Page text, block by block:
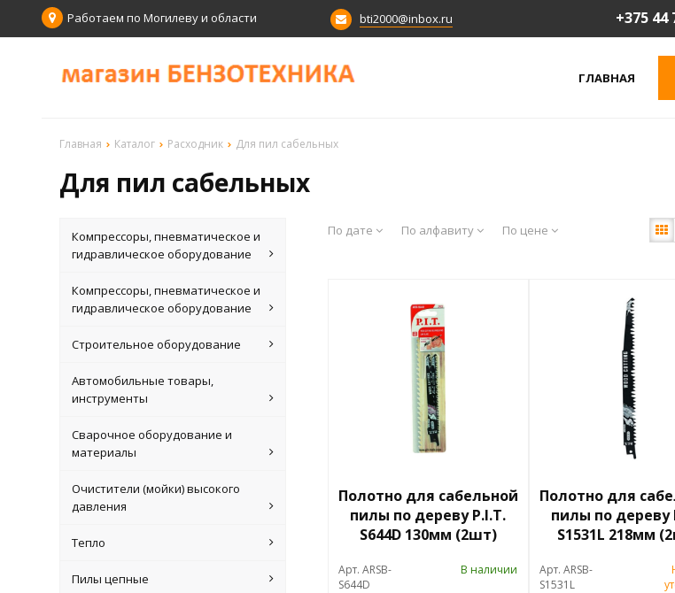
Работаем по Могилеву и области bti2000@inbox.ru +375 44
ГЛАВНАЯ
Главная Каталог Расходник Для пил сабельных
Для пил сабельных
Компрессоры, пневматическое и
гидравлическое оборудование
Компрессоры, пневматическое и
гидравлическое оборудование
Строительное оборудование
Автомобильные товары,
инструменты
Сварочное оборудование и
материалы
Очистители (мойки) высокого
давления
Тепло
Пилы цепные
По дате По алфавиту По цене
Полотно для сабельной
пилы по дереву P.I.T.
S644D 130мм (2шт)
Арт. ARSB-
S644D
В наличии
Полотно для
пилы по дереву
S1531L 218мм
Арт. ARSB-
S1531L